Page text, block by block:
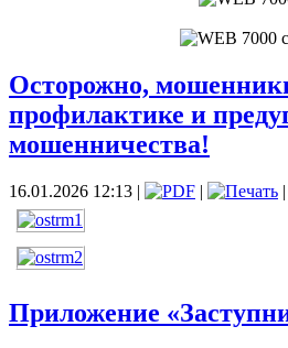
Осторожно,
профилактике и
мошенничества!
16.01.2026 12:13 | | |
Приложение